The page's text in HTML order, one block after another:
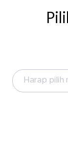
Masuk/Daftar
Harap pilih